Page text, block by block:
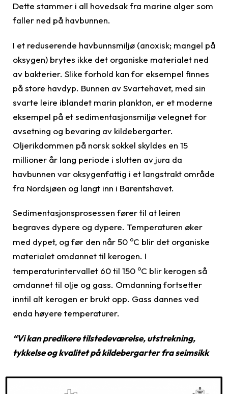
Dette stammer i all hovedsak fra marine alger som
faller ned på havbunnen.
I et reduserende havbunnsmiljø (anoxisk; mangel på
oksygen) brytes ikke det organiske materialet ned
av bakterier. Slike forhold kan for eksempel finnes
på store havdyp. Bunnen av Svartehavet, med sin
svarte leire iblandet marin plankton, er et moderne
eksempel på et sedimentasjonsmiljø velegnet for
avsetning og bevaring av kildebergarter.
Oljerikdommen på norsk sokkel skyldes en 15
millioner år lang periode i slutten av jura da
havbunnen var oksygenfattig i et langstrakt område
fra Nordsjøen og langt inn i Barentshavet.
Sedimentasjonsprosessen fører til at leiren
begraves dypere og dypere. Temperaturen øker
med dypet, og før den når 50 oC blir det organiske
materialet omdannet til kerogen. I
temperaturintervallet 60 til 150 oC blir kerogen så
omdannet til olje og gass. Omdanning fortsetter
inntil alt kerogen er brukt opp. Gass dannes ved
enda høyere temperaturer.
“Vi kan predikere tilstedeværelse, utstrekning,
tykkelse og kvalitet på kildebergarter fra seimsikk